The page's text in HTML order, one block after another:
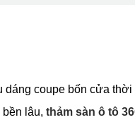
dáng coupe bốn cửa
lâu, thảm sàn ô tô